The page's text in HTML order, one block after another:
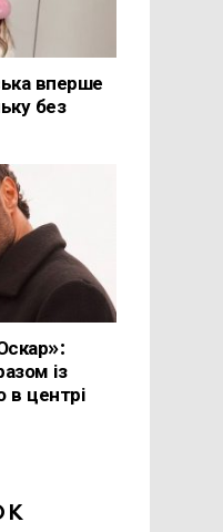
вперше
без
із
в центрі